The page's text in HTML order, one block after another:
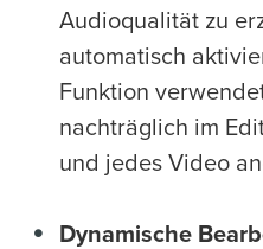
Audioqualität zu
automatisch
Funktion
nachträglich im
und jedes Video
Dynamische